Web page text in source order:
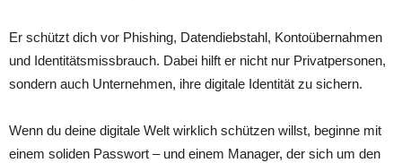
Er schützt dich vor Phishing, Datendiebstahl, Kontoübernahmen
und Identitätsmissbrauch. Dabei hilft er nicht nur Privatpersonen,
sondern auch Unternehmen, ihre digitale Identität zu sichern.
Wenn du deine digitale Welt wirklich schützen willst, beginne mit
einem soliden Passwort – und einem Manager, der sich um den